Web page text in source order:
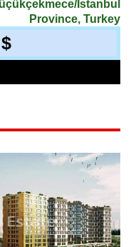
Istanbul
Province, Turkey